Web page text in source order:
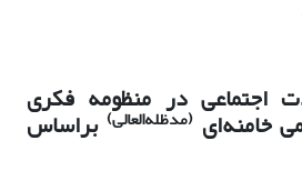
اجتماعی در منظومه فکری
خامنه‌ای(مدظله‌العالی) براساس